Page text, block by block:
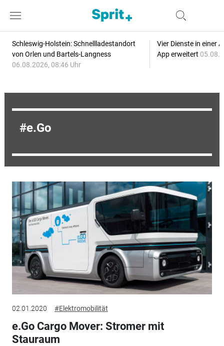
Schleswig-Holstein: Schnellladestandort
von Orlen und Bartels-Langness
06.08.2026, 08:46 Uhr
Vier Dienste in einer
App erweitert
e.Go
02.01.2020 #Elektromobilität
e.Go Cargo Mover: Stromer mit
Stauraum